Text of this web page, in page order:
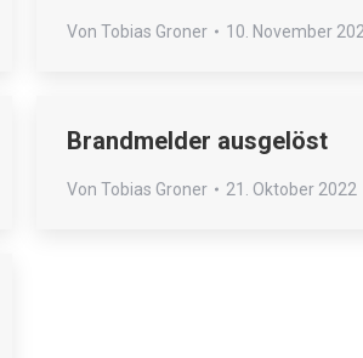
Von Tobias Groner 10. November
Brandmelder ausgelöst
Von Tobias Groner 21. Oktober 2022